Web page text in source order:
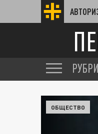
ОБЩЕСТВО